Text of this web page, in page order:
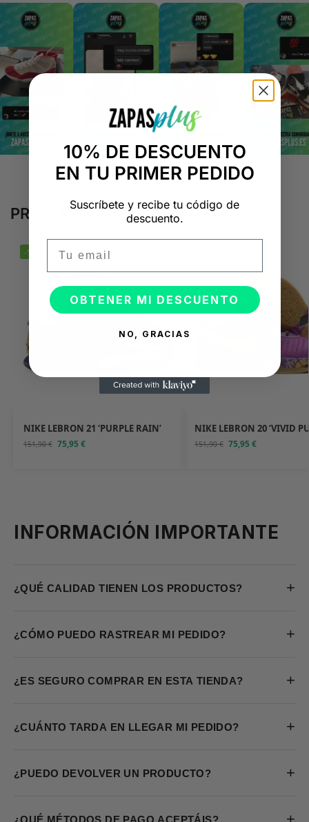
PRODUCTOS RELACIONADOS
-50%
NIKE LEBRON 21 ‘PURPLE RAIN’
151,90€ 75,95€
NIKE LEBRON 20 ‘VIVID
151,90€ 75,95€
INFORMACIÓN IMPORTANTE
¿QUÉ CALIDAD TIENEN LOS PRODUCTOS? +
¿CÓMO PUEDO RASTREAR MI PEDIDO? +
¿ES SEGURO COMPRAR EN ESTA TIENDA? +
¿CUÁNTO TARDA EN LLEGAR MI PEDIDO? +
¿PUEDO DEVOLVER UN PRODUCTO? +
¿QUÉ MÉTODOS DE PAGO ACEPTÁIS?
10% DE DESCUENTO
EN TU PRIMER PEDIDO
Suscríbete y recibe tu código de
descuento.
OBTENER MI DESCUENTO
NO, GRACIAS